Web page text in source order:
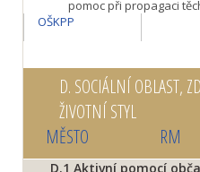
pomoc při propagaci
OŠKPP
D. SOCIÁLNÍ OBLAST,
ŽIVOTNÍ STYL
MĚSTO
RM
D.1 Aktivní pomocí